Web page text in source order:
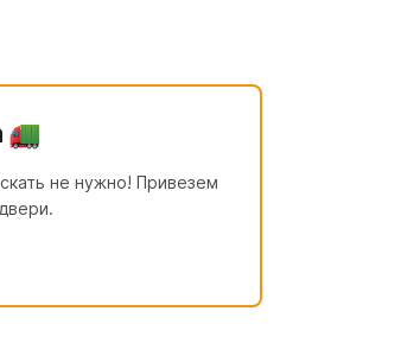
не нужно! Привезем